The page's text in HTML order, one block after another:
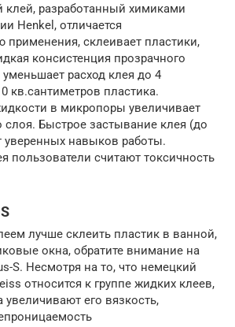
клей, разработанный химиками
Henkel, отличается
применения, склеивает пластики,
консистенция прозрачного
расход клея до 4
кв.сантиметров пластика.
в микропоры увеличивает
слоя. Быстрое застывание клея (до
уверенных навыков работы.
пользователи считают токсичность
лучше склеить пластик в ванной,
окна, обратите внимание на
S. Несмотря на то, что немецкий
относится к группе жидких клеев,
его вязкость,